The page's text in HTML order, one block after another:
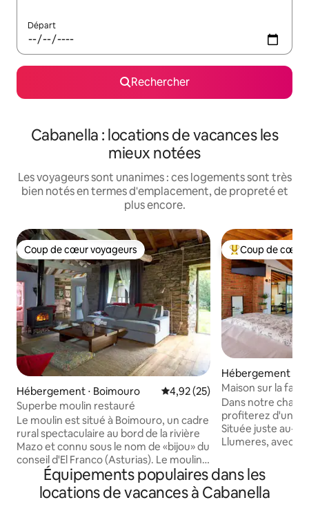
Départ
Rechercher
Cabanella : locations de vacances les
mieux notées
Les voyageurs sont unanimes : ces logements sont très
bien notés en termes d'emplacement, de propreté et
plus encore.
Coup de cœur voyageurs
Coup de cœur voyageurs
Hébergement ⋅ Boimouro Évaluation moyenne sur la
4,92 (25)
Superbe moulin restauré
Le moulin est situé à Boimouro, un cadre
rural spectaculaire au bord de la rivière
Mazo et connu sous le nom de «bijou» du
conseil d'El Franco (Asturias). Le moulin a
une capacité de 6 personnes : 2
chambres doubles et un loft, un salon
avec foyer, une télévision, un DVD, une
Coups de cœur
Coup de cœur
Hébergement ⋅
Maison sur la
Dans notre
profiterez d'une
Située juste au-
Llumeres, avec
intérêt et de
Principauté des
d'un salon
Équipements populaires dans les
locations de vacances à Cabanella